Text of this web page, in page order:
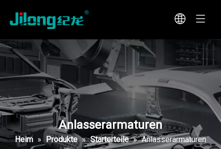
Anlasserarmaturen
Heim » Produkte » Starterteile » Anlasserarmaturen